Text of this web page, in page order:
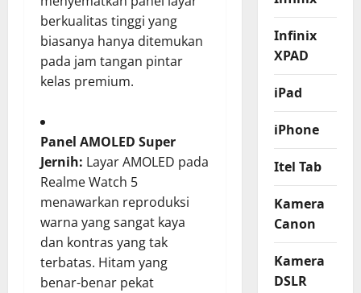
berkualitas tinggi yang
biasanya hanya ditemukan
pada jam tangan pintar
kelas premium.
Panel AMOLED Super
Jernih: Layar AMOLED pada
Realme Watch 5
menawarkan reproduksi
warna yang sangat kaya
dan kontras yang tak
terbatas. Hitam yang
benar-benar pekat
Infinix
XPAD
iPad
iPhone
Itel Tab
Kamera
Canon
Kamera
DSLR